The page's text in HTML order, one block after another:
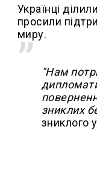
Українці
просили
миру.
"Нам
зниклих
зниклого